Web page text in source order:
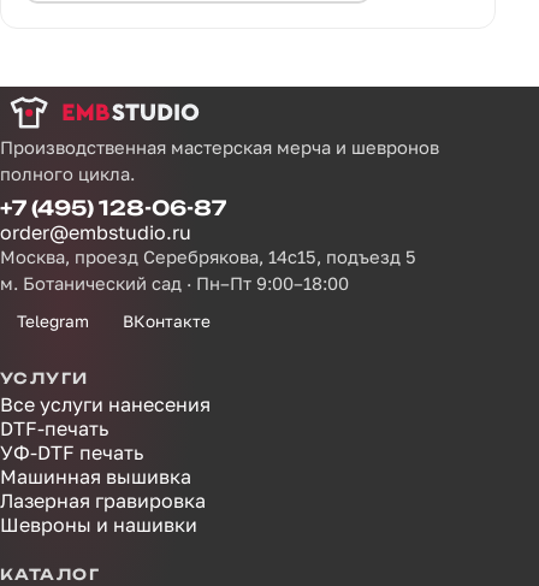
Производственная мастерская мерча и шевронов
полного цикла.
+7 (495) 128-06-87
order@embstudio.ru
Москва, проезд Серебрякова, 14с15, подъезд 5
м. Ботанический сад · Пн–Пт 9:00–18:00
Telegram ВКонтакте
УСЛУГИ
Все услуги нанесения
DTF-печать
УФ-DTF печать
Машинная вышивка
Лазерная гравировка
Шевроны и нашивки
КАТАЛОГ